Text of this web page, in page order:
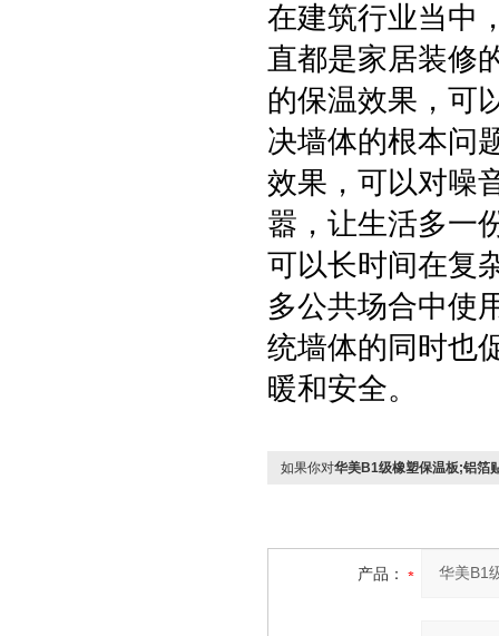
在建筑行业当中
直都是家居装修
的保温效果，可
决墙体的根本问
效果，可以对噪
嚣，让生活多一
可以长时间在复
多公共场合中使
统墙体的同时也
暖和安全。
如果你对华美B1级橡塑保温板;铝箔
产品：